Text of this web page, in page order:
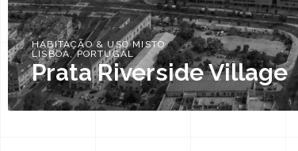
HABITAÇÃO & USO MISTO
LISBOA, PORTUGAL
Prata Riverside Village